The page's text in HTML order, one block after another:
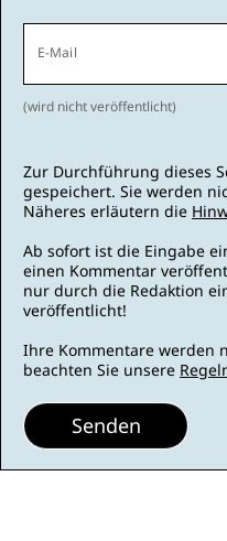
E-Mail
(wird nicht veröffentlicht)
Zur Durchführung dieses
gespeichert. Sie werden
Näheres erläutern die
Ab sofort ist die Eingabe
einen Kommentar
nur durch die Redaktion
veröffentlicht!
Ihre Kommentare werden
beachten Sie unsere
Senden